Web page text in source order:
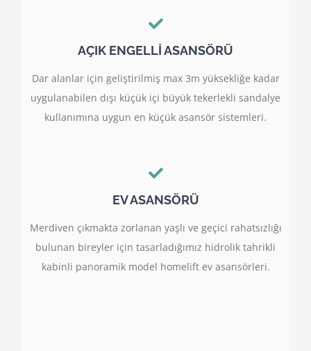
AÇIK ENGELLİ ASANSÖRÜ
Dar alanlar için geliştirilmiş max 3m yüksekliğe kadar
uygulanabilen dışı küçük içi büyük tekerlekli sandalye
kullanımına uygun en küçük asansör sistemleri.
EV ASANSÖRÜ
Merdiven çıkmakta zorlanan yaşlı ve geçici rahatsızlığı
bulunan bireyler için tasarladığımız hidrolik tahrikli
kabinli panoramik model homelift ev asansörleri.